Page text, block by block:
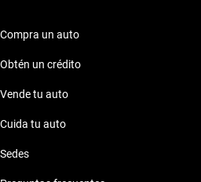
Compra un auto
Obtén un crédito
Vende tu auto
Cuida tu auto
Sedes